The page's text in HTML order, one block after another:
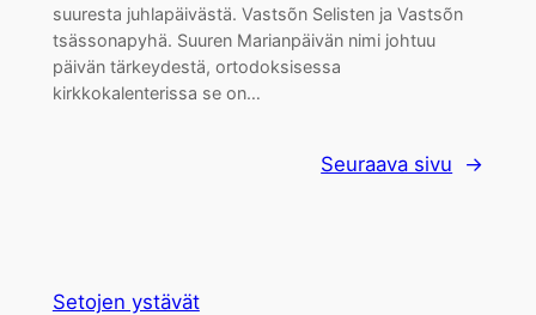
suuresta juhlapäivästä. Vastsõn Selisten ja Vastsõn
tsässonapyhä. Suuren Marianpäivän nimi johtuu
päivän tärkeydestä, ortodoksisessa
kirkkokalenterissa se on…
Seuraava sivu →
Setojen ystävät